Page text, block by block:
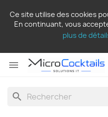
Ce site utilise des cookies
En continuant, vous
plus de

search